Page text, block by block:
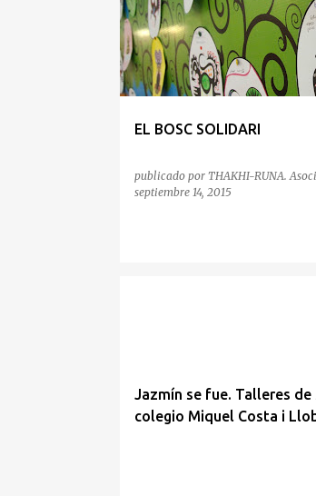
EL BOSC SOLIDARI
publicado por THAKHI-RUNA.
septiembre 14, 2015
Jazmín se fue. Talleres
colegio Miquel Costa i